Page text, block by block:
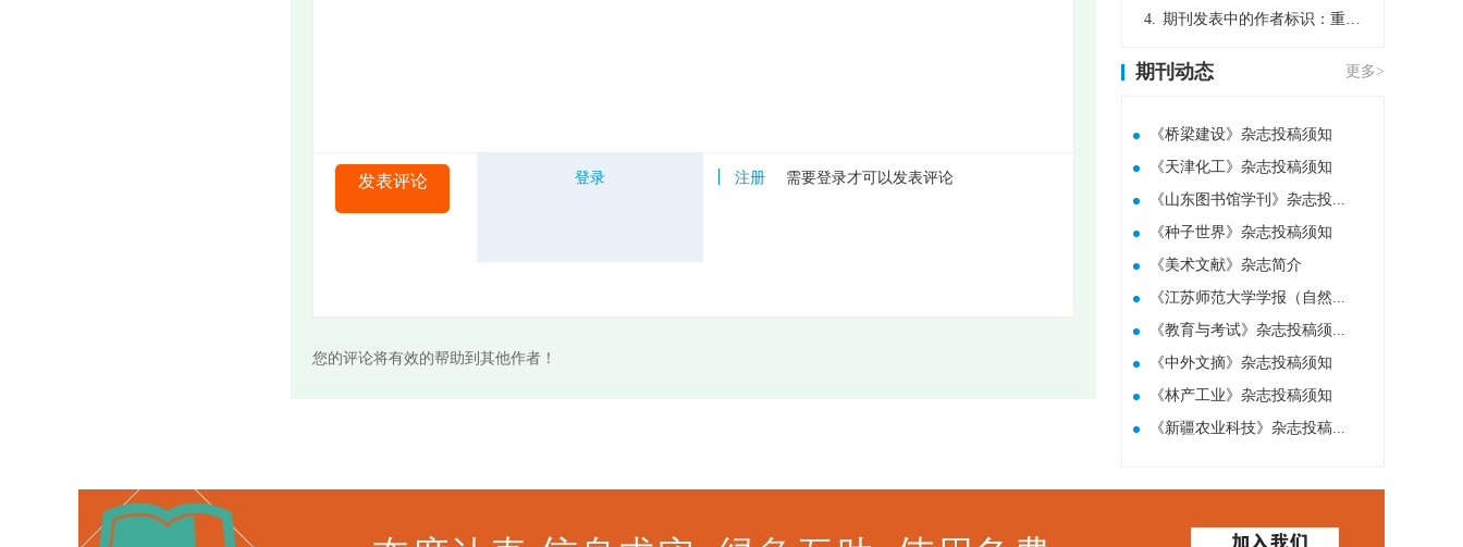
发表评论 登录 注册 需要登录才可以发表评论
您的评论将有效的帮助到其他作者！
4. 期刊发表中的作者标识：重要性与实践
期刊动态 更多>
《桥梁建设》杂志投稿须知
《天津化工》杂志投稿须知
《山东图书馆学刊》杂志投...
《种子世界》杂志投稿须知
​《美术文献》杂志简介
《江苏师范大学学报（自然...
《教育与考试》杂志投稿须...
《中外文摘》杂志投稿须知
《林产工业》杂志投稿须知
《新疆农业科技》杂志投稿...